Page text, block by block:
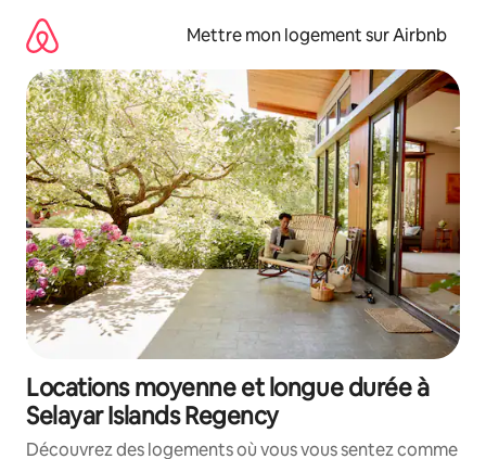
directement
contenu
Mettre mon logement sur Airbnb
Locations moyenne et longue durée à
Selayar Islands Regency
Découvrez des logements où vous vous sentez comme